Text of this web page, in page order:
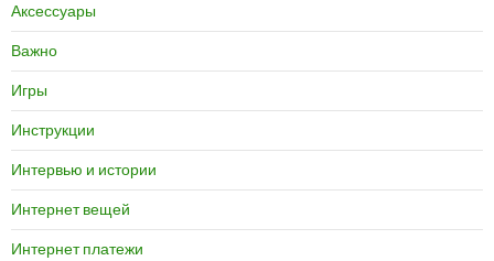
Аксессуары
Важно
Игры
Инструкции
Интервью и истории
Интернет вещей
Интернет платежи